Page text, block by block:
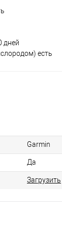
дней
есть
Garmin
Да
Загрузить